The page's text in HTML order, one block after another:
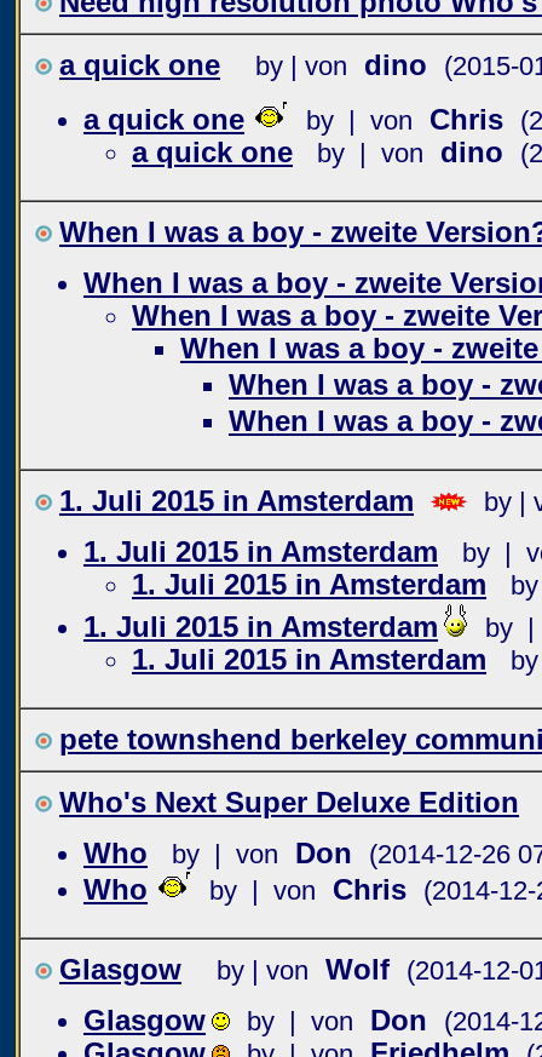
a quick one
by | von dino (2015-
a quick one by | von Chris
a quick one by | von dino
When I was a boy - zweite
When I was a boy - zweite
When I was a boy - zweite
When I was a boy -
When I was a boy -
When I was a boy -
1. Juli 2015 in Amsterdam by |
1. Juli 2015 in Amsterdam by |
1. Juli 2015 in Amsterdam
1. Juli 2015 in Amsterdam by |
1. Juli 2015 in Amsterdam
pete townshend berkeley
Who's Next Super Deluxe Edition
Who
by | von Don (2014-12-26
Who by | von Chris (2014-
Glasgow by | von Wolf (2014-12-
Glasgow by | von Don (2014-